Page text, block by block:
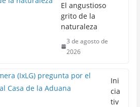
El angustioso
grito de la
naturaleza
3 de agosto de
2026
Ini
cia
tiv